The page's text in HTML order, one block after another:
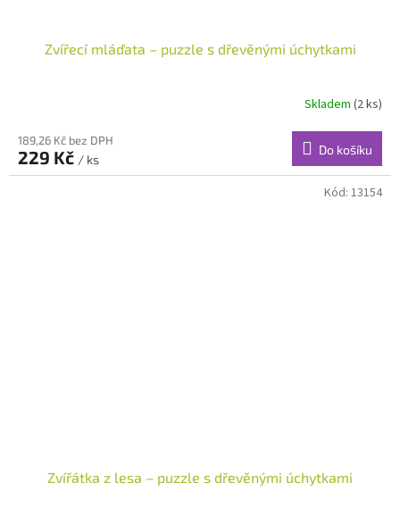
Zvířecí mláďata – puzzle s dřevěnými úchytkami
Skladem (2 ks)
189,26 Kč bez DPH
229 Kč / ks
Do košíku
Zvířátka z lesa – puzzle s dřevěnými úchytkami
Kód: 13154